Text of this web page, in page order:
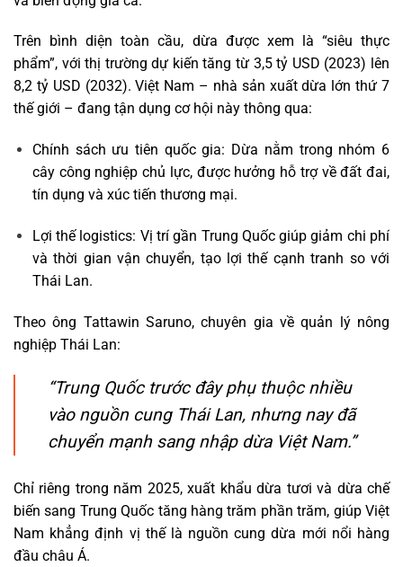
Trên bình diện toàn cầu, dừa được xem là “siêu thực
phẩm”, với thị trường dự kiến tăng từ 3,5 tỷ USD (2023) lên
8,2 tỷ USD (2032). Việt Nam – nhà sản xuất dừa lớn thứ 7
thế giới – đang tận dụng cơ hội này thông qua:
Chính sách ưu tiên quốc gia: Dừa nằm trong nhóm 6
cây công nghiệp chủ lực, được hưởng hỗ trợ về đất đai,
tín dụng và xúc tiến thương mại.
Lợi thế logistics: Vị trí gần Trung Quốc giúp giảm chi phí
và thời gian vận chuyển, tạo lợi thế cạnh tranh so với
Thái Lan.
Theo ông Tattawin Saruno, chuyên gia về quản lý nông
nghiệp Thái Lan:
“Trung Quốc trước đây phụ thuộc nhiều
vào nguồn cung Thái Lan, nhưng nay đã
chuyển mạnh sang nhập dừa Việt Nam.”
Chỉ riêng trong năm 2025, xuất khẩu dừa tươi và dừa chế
biến sang Trung Quốc tăng hàng trăm phần trăm, giúp Việt
Nam khẳng định vị thế là nguồn cung dừa mới nổi hàng
đầu châu Á.